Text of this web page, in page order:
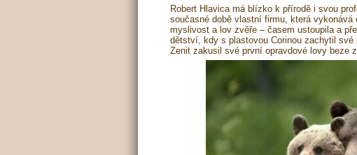
Robert Hlavica má blízko k přírodě i svou
současné době vlastní firmu, která
myslivost a lov zvěře – časem ustoupila a
dětství, kdy s plastovou Corinou zachytil
Zenit zakusil své první opravdové lovy beze